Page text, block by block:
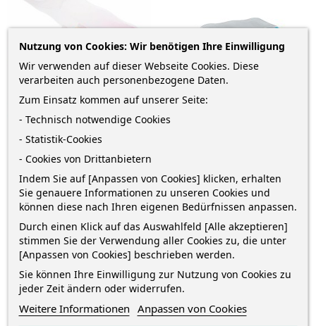
HAN Karteibox "Croco" · DIN
A8 · Pink
Lernkarteikasten · "Croco" ·
DIN A8 · pink · für bis zu 800...
Preis
16,54 € *
– +
IN DEN WARENKORB
A8 · Blau
Karteibox DIN A8 quer · Blau-
transluzent · Für bis zu 500...
Preis
16,54 € *
– +
IN DEN WARENKORB
Nutzung von Cookies: Wir benötigen Ihre Einwilligung
Wir verwenden auf dieser Webseite Cookies. Diese
verarbeiten auch personenbezogene Daten.
Zum Einsatz kommen auf unserer Seite:
- Technisch notwendige Cookies
- Statistik-Cookies
- Cookies von Drittanbietern
Indem Sie auf [Anpassen von Cookies] klicken, erhalten
Sie genauere Informationen zu unseren Cookies und
können diese nach Ihren eigenen Bedürfnissen anpassen.
Durch einen Klick auf das Auswahlfeld [Alle akzeptieren]
stimmen Sie der Verwendung aller Cookies zu, die unter
[Anpassen von Cookies] beschrieben werden.
Sie können Ihre Einwilligung zur Nutzung von Cookies zu
jeder Zeit ändern oder widerrufen.
Weitere Informationen Anpassen von Cookies